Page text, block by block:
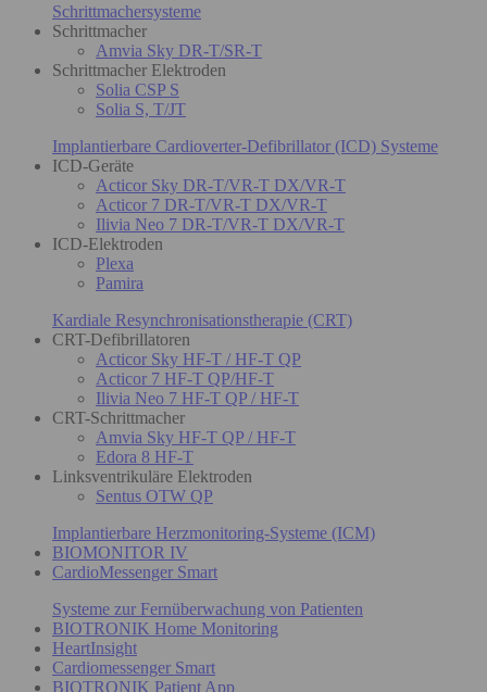
Schrittmachersysteme
Schrittmacher
Amvia Sky DR-T/SR-T
Schrittmacher Elektroden
Solia CSP S
Solia S, T/JT
Implantierbare Cardioverter-Defibrillator (ICD) Systeme
ICD-Geräte
Acticor Sky DR-T/VR-T DX/VR-T
Acticor 7 DR-T/VR-T DX/VR-T
Ilivia Neo 7 DR-T/VR-T DX/VR-T
ICD-Elektroden
Plexa
Pamira
Kardiale Resynchronisationstherapie (CRT)
CRT-Defibrillatoren
Acticor Sky HF-T / HF-T QP
Acticor 7 HF-T QP/HF-T
Ilivia Neo 7 HF-T QP / HF-T
CRT-Schrittmacher
Amvia Sky HF-T QP / HF-T
Edora 8 HF-T
Linksventrikuläre Elektroden
Sentus OTW QP
Implantierbare Herzmonitoring-Systeme (ICM)
BIOMONITOR IV
CardioMessenger Smart
Systeme zur Fernüberwachung von Patienten
BIOTRONIK Home Monitoring
HeartInsight
Cardiomessenger Smart
BIOTRONIK Patient App